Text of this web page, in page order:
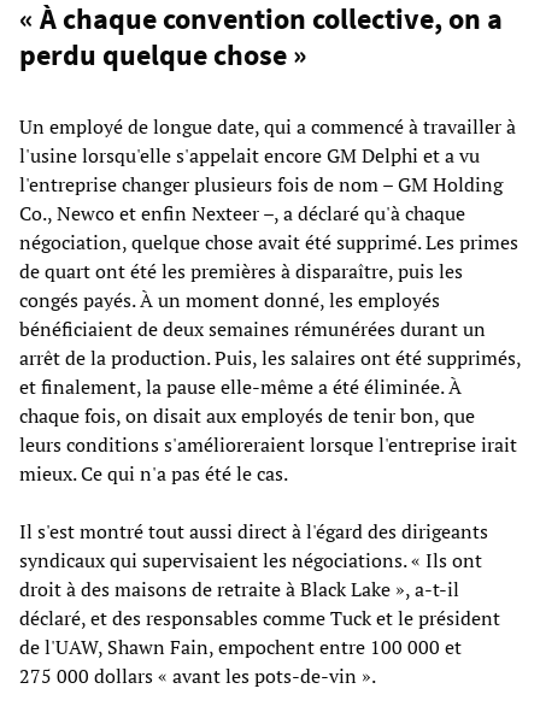
« À chaque convention collective, on a
perdu quelque chose »
Un employé de longue date, qui a commencé à travailler à
l'usine lorsqu'elle s'appelait encore GM Delphi et a vu
l'entreprise changer plusieurs fois de nom – GM Holding
Co., Newco et enfin Nexteer –, a déclaré qu'à chaque
négociation, quelque chose avait été supprimé. Les primes
de quart ont été les premières à disparaître, puis les
congés payés. À un moment donné, les employés
bénéficiaient de deux semaines rémunérées durant un
arrêt de la production. Puis, les salaires ont été supprimés,
et finalement, la pause elle-même a été éliminée. À
chaque fois, on disait aux employés de tenir bon, que
leurs conditions s'amélioreraient lorsque l'entreprise irait
mieux. Ce qui n'a pas été le cas.
Il s'est montré tout aussi direct à l'égard des dirigeants
syndicaux qui supervisaient les négociations. « Ils ont
droit à des maisons de retraite à Black Lake », a-t-il
déclaré, et des responsables comme Tuck et le président
de l'UAW, Shawn Fain, empochent entre 100 000 et
275 000 dollars « avant les pots-de-vin ».